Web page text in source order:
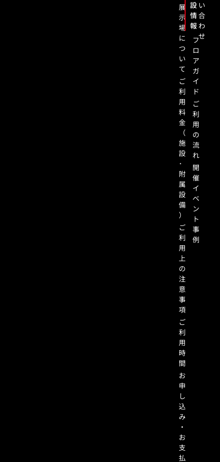
展
示
場
に
つ
い
て
ご
利
用
料
金
（
施
設
･
附
属
設
備
）
ご
利
用
上
の
注
意
事
項
ご
利
用
時
間
お
申
し
込
み
・
お
支
払
設
情
報
フ
ロ
ア
ガ
イ
ド
ご
利
用
の
流
れ
開
催
イ
ベ
ン
ト
事
例
い
合
わ
せ